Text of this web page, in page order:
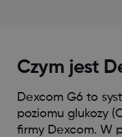
Czym jest
Dexcom G6 to
poziomu glukozy
firmy Dexcom. W